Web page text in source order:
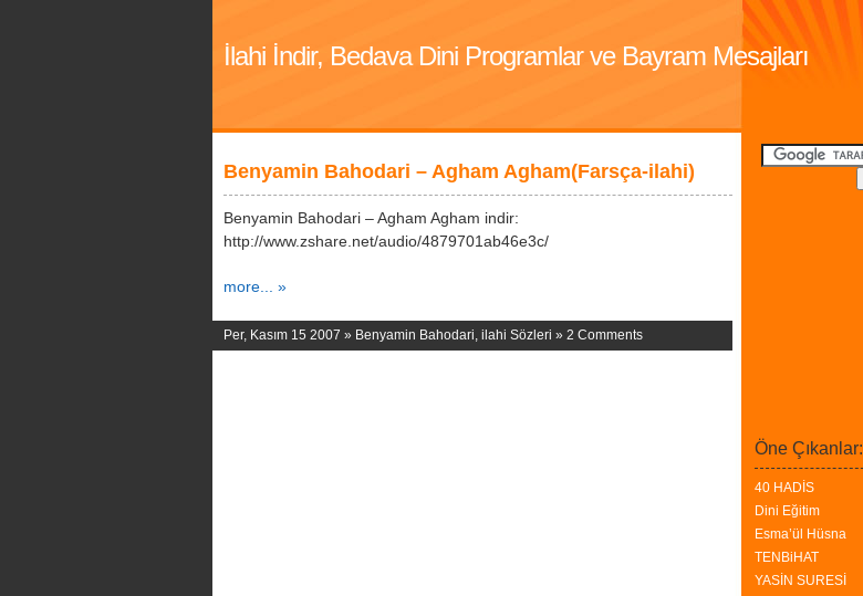
İlahi İndir, Bedava Dini Programlar ve Bayram Mesajları
Benyamin Bahodari – Agham Agham(Farsça-ilahi)
Benyamin Bahodari – Agham Agham indir:
http://www.zshare.net/audio/4879701ab46e3c/
more... »
Per, Kasım 15 2007 » Benyamin Bahodari, ilahi Sözleri » 2 Comments
Öne Çıkanlar:
40 HADİS
Dini Eğitim
Esma’ül Hüsna
TENBiHAT
YASİN SURESİ